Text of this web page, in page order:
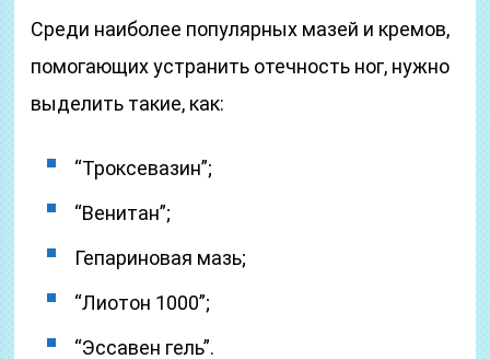
Среди наиболее популярных мазей и кремов,
помогающих устранить отечность ног, нужно
выделить такие, как:
“Троксевазин”;
“Венитан”;
Гепариновая мазь;
“Лиотон 1000”;
“Эссавен гель”.